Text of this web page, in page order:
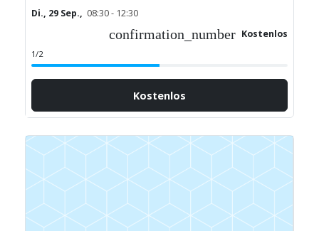
Di., 29 Sep., 08:30 - 12:30
confirmation_number Kostenlos
1/2
Kostenlos